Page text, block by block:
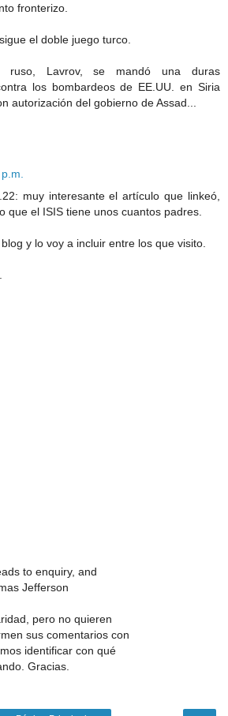
fronterizo.
el doble juego turco.
ruso, Lavrov, se mandó una duras
los bombardeos de EE.UU. en Siria
autorización del gobierno de Assad...
muy interesante el artículo que linkeó,
que el ISIS tiene unos cuantos padres.
y lo voy a incluir entre los que visito.
to enquiry, and
Jefferson
pero no quieren
sus comentarios con
identificar con qué
Gracias.